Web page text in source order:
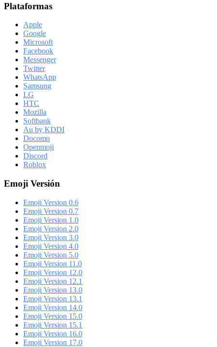
Plataformas
Apple
Google
Microsoft
Facebook
Messenger
Twitter
WhatsApp
Samsung
LG
HTC
Mozilla
Softbank
Au by KDDI
Docomo
Openmoji
Discord
Roblox
Emoji Versión
Emoji Version 0.6
Emoji Version 0.7
Emoji Version 1.0
Emoji Version 2.0
Emoji Version 3.0
Emoji Version 4.0
Emoji Version 5.0
Emoji Version 11.0
Emoji Version 12.0
Emoji Version 12.1
Emoji Version 13.0
Emoji Version 13.1
Emoji Version 14.0
Emoji Version 15.0
Emoji Version 15.1
Emoji Version 16.0
Emoji Version 17.0